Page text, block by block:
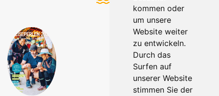
kommen oder
um unsere
Website weiter
zu entwickeln.
Durch das
Surfen auf
unserer Website
stimmen Sie der